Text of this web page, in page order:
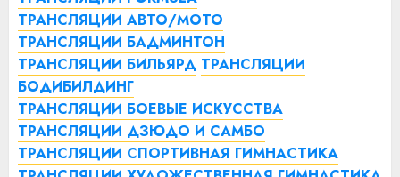
ТРАНСЛЯЦИИ АВТО/МОТО
ТРАНСЛЯЦИИ БАДМИНТОН
ТРАНСЛЯЦИИ БИЛЬЯРД ТРАНСЛЯЦИИ
БОДИБИЛДИНГ
ТРАНСЛЯЦИИ БОЕВЫЕ ИСКУССТВА
ТРАНСЛЯЦИИ ДЗЮДО И САМБО
ТРАНСЛЯЦИИ СПОРТИВНАЯ ГИМНАСТИКА